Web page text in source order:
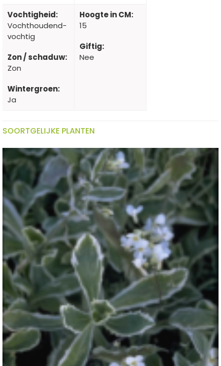
Vochtigheid:
Vochthoudend-
vochtig
Zon / schaduw:
Zon
Wintergroen:
Ja
Hoogte in CM:
15
Giftig:
Nee
SOORTGELIJKE PLANTEN